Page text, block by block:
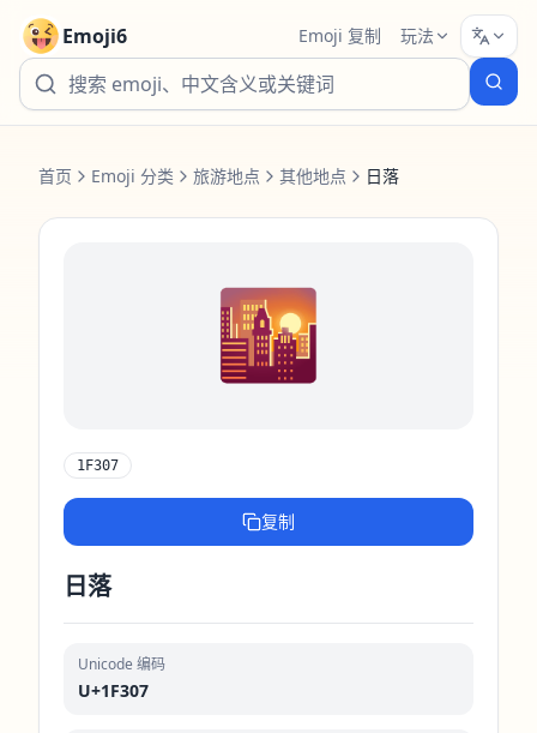
Emoji6 Emoji 复制 玩法
首页 Emoji 分类 旅游地点 其他地点 日落
🌇
1F307
复制
日落
Unicode 编码
U+1F307